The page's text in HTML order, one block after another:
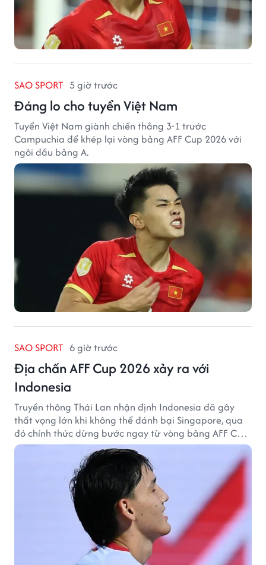
SAO SPORT 5 giờ trước
Đáng lo cho tuyển Việt Nam
Tuyển Việt Nam giành chiến thắng 3-1 trước
Campuchia để khép lại vòng bảng AFF Cup 2026 với
ngôi đầu bảng A.
SAO SPORT 6 giờ trước
Địa chấn AFF Cup 2026 xảy ra với
Indonesia
Truyền thông Thái Lan nhận định Indonesia đã gây
thất vọng lớn khi không thể đánh bại Singapore, qua
đó chính thức dừng bước ngay từ vòng bảng AFF Cup
2026.